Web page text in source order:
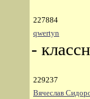
227884
qwertyn
-
229237
Вячеслав